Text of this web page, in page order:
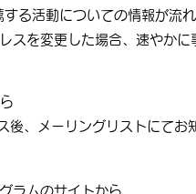
る活動についての情報が流
スを変更した場合、速やか
後、メーリングリストにてお
ラムのサイトから